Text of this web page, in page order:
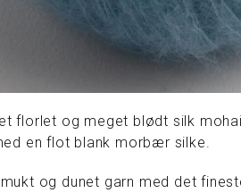
florlet og meget blødt silk
en flot blank morbær silke.
og dunet garn med det